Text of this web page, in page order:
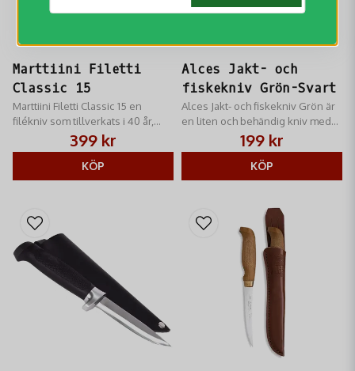
Marttiini Filetti
Classic 15
Marttiini Filetti Classic 15 en
filékniv som tillverkats i 40 år,
som är den bästa kniven vid att
filea med.
399 kr
KÖP
Alces Jakt- och
fiskekniv Grön-Svart
Alces Jakt- och fiskekniv Grön är
en liten och behändig kniv med
kort blad som passar perfekt att
ha med sig i skogen eller på
199 kr
KÖP